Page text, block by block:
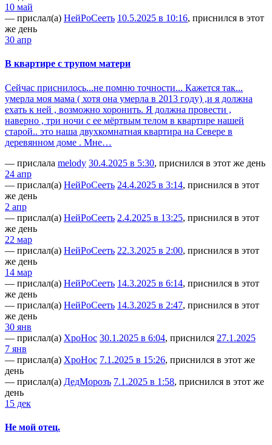
10 май
— прислал(а) НейРоСееть 10.5.2025 в 10:16, приснился в этот
же день
30 апр
В квартире с трупом матери
Сейчас приснилось...не помню точности... Кажется так...
умерла моя мама ( хотя она умерла в 2013 году) ,и я должна
ехать к ней , возможно хоронить. Я должна провести ,
наверно , три ночи с ее мёртвым телом в квартире нашей
старой.. это наша двухкомнатная квартира на Севере в
деревянном доме . Мне…
— прислала melody 30.4.2025 в 5:30, приснился в этот же день
24 апр
— прислал(а) НейРоСееть 24.4.2025 в 3:14, приснился в этот
же день
2 апр
— прислал(а) НейРоСееть 2.4.2025 в 13:25, приснился в этот
же день
22 мар
— прислал(а) НейРоСееть 22.3.2025 в 2:00, приснился в этот
же день
14 мар
— прислал(а) НейРоСееть 14.3.2025 в 6:14, приснился в этот
же день
— прислал(а) НейРоСееть 14.3.2025 в 2:47, приснился в этот
же день
30 янв
— прислал(а) ХроНос 30.1.2025 в 6:04, приснился 27.1.2025
7 янв
— прислал(а) ХроНос 7.1.2025 в 15:26, приснился в этот же
день
— прислал(а) ДедМорозъ 7.1.2025 в 1:58, приснился в этот же
день
15 дек
Не мой отец.